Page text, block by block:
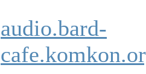
audio.bard-